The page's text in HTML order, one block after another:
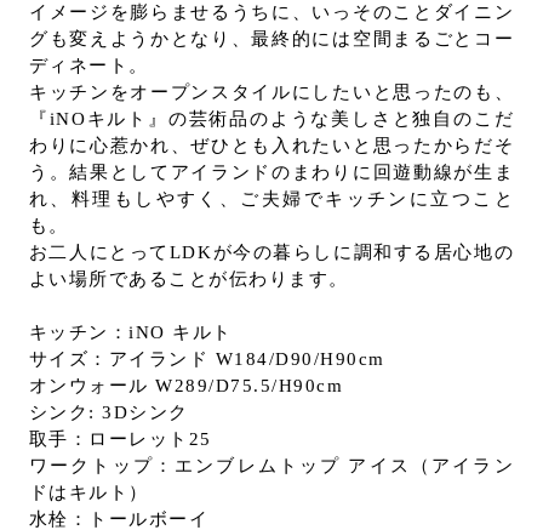
イメージを膨らませるうちに、いっそのことダイニン
グも変えようかとなり、最終的には空間まるごとコー
ディネート。
キッチンをオープンスタイルにしたいと思ったのも、
『iNOキルト』の芸術品のような美しさと独自のこだ
わりに心惹かれ、ぜひとも入れたいと思ったからだそ
う。結果としてアイランドのまわりに回遊動線が生ま
れ、料理もしやすく、ご夫婦でキッチンに立つこと
も。
お二人にとってLDKが今の暮らしに調和する居心地の
よい場所であることが伝わります。
キッチン：iNO キルト
サイズ：アイランド W184/D90/H90cm
オンウォール W289/D75.5/H90cm
シンク: 3Dシンク
取手：ローレット25
ワークトップ：エンブレムトップ アイス（アイラン
ドはキルト）
水栓：トールボーイ